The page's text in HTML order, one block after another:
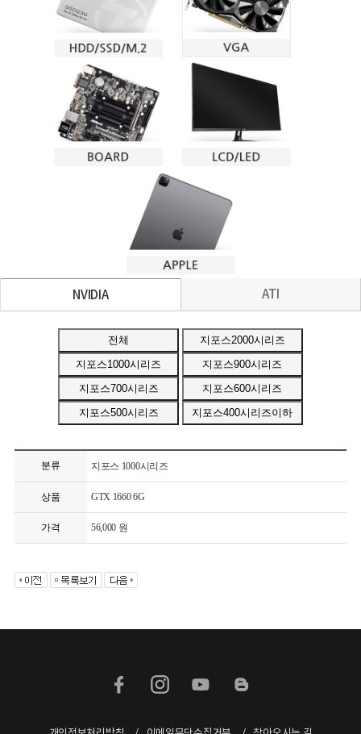
NVIDIA ATI
분류 지포스 1000시리즈
상품 GTX 1660 6G
가격 56,000 원